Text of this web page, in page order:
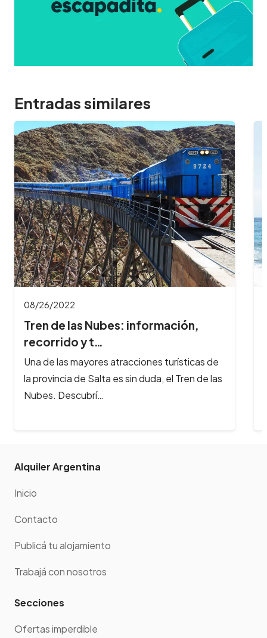
Entradas similares
turísticas de
el Tren de las
Empeza a planificar tu
de los momentos más
las personas que desean viajar,
Alquiler Argentina
Inicio
Contacto
Publicá tu alojamiento
Trabajá con nosotros
Secciones
Ofertas imperdible